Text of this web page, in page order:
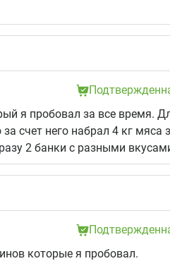
я пробовал за все время.
счет него набрал 4 кг мяса
2 банки с разными
которые я пробовал.